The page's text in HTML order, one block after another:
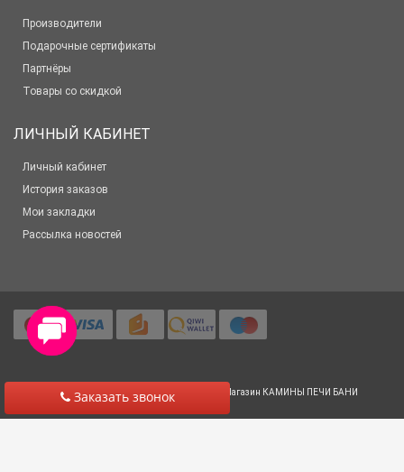
Заказать звонок
Производители
Подарочные сертификаты
Партнёры
Товары со скидкой
ЛИЧНЫЙ КАБИНЕТ
Личный кабинет
История заказов
Мои закладки
Рассылка новостей
© 2012-2025 Все права защищены Салон-Магазин КАМИНЫ ПЕЧИ БАНИ